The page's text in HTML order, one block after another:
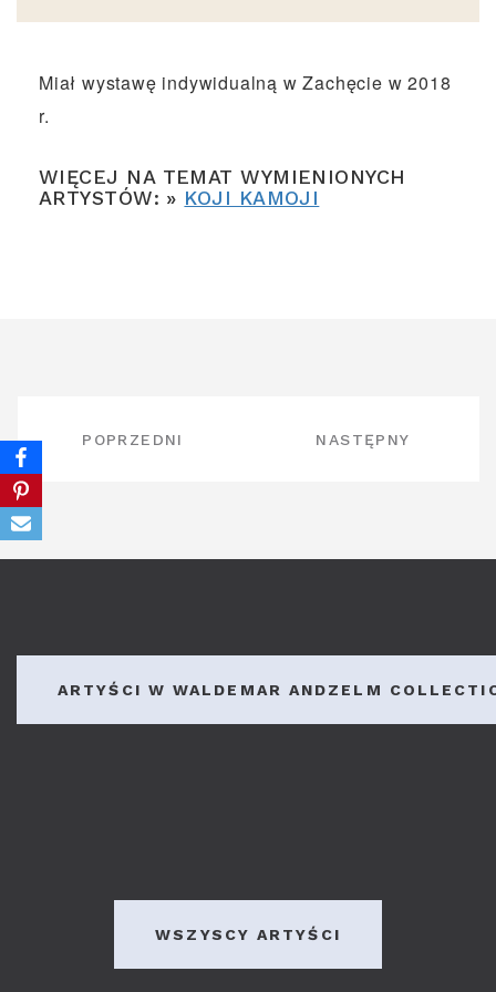
Miał wystawę indywidualną w Zachęcie w 2018
r.
WIĘCEJ NA TEMAT WYMIENIONYCH
ARTYSTÓW: » KOJI KAMOJI
WPISUPOPRZEDNI NASTĘPNY
ARTYŚCI W WALDEMAR ANDZELM
WSZYSCY ARTYŚCI